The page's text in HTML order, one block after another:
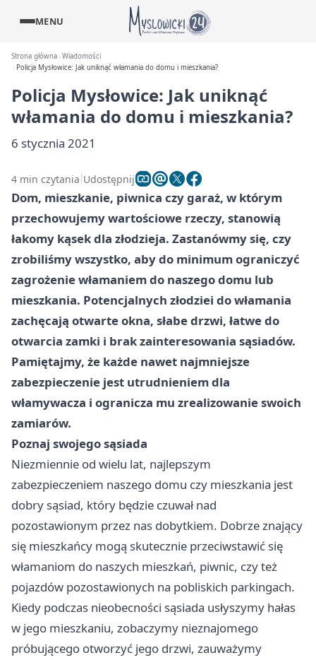
MENU
Strona główna Wiadomości
Policja Mysłowice: Jak uniknąć włamania do domu i mieszkania?
Policja Mysłowice: Jak uniknąć
włamania do domu i mieszkania?
6 stycznia 2021
4 min czytania Udostępnij
Dom, mieszkanie, piwnica czy garaż, w którym
przechowujemy wartościowe rzeczy, stanowią
łakomy kąsek dla złodzieja. Zastanówmy się, czy
zrobiliśmy wszystko, aby do minimum ograniczyć
zagrożenie włamaniem do naszego domu lub
mieszkania. Potencjalnych złodziei do włamania
zachęcają otwarte okna, słabe drzwi, łatwe do
otwarcia zamki i brak zainteresowania sąsiadów.
Pamiętajmy, że każde nawet najmniejsze
zabezpieczenie jest utrudnieniem dla
włamywacza i ogranicza mu zrealizowanie swoich
zamiarów.
Poznaj swojego sąsiada
Niezmiennie od wielu lat, najlepszym
zabezpieczeniem naszego domu czy mieszkania jest
dobry sąsiad, który będzie czuwał nad
pozostawionym przez nas dobytkiem. Dobrze znający
się mieszkańcy mogą skutecznie przeciwstawić się
włamaniom do naszych mieszkań, piwnic, czy też
pojazdów pozostawionych na pobliskich parkingach.
Kiedy podczas nieobecności sąsiada usłyszymy hałas
w jego mieszkaniu, zobaczymy nieznajomego
próbującego otworzyć jego drzwi, zauważymy